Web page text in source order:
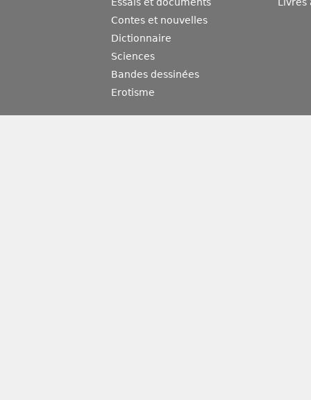
Essais et documents
Contes et nouvelles
Dictionnaire
Sciences
Bandes dessinées
Erotisme
Livres